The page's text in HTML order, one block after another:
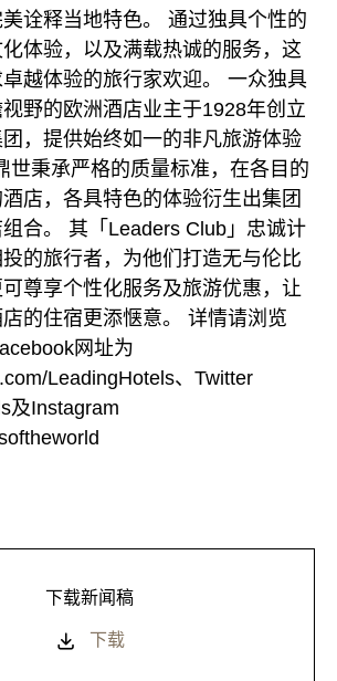
诠释当地特色。 通过独具个性的
体验，以及满载热诚的服务，这
越体验的旅行家欢迎。 一众独具
野的欧洲酒店业主于1928年创立
团，提供始终如一的非凡旅游体验
世秉承严格的质量标准，在各目的
店，各具特色的体验衍生出集团
合。 其「Leaders Club」忠诚计
的旅行者，为他们打造无与伦比
尊享个性化服务及旅游优惠，让
的住宿更添惬意。 详情请浏览
网址为
LeadingHotels、Twitter
及Instagram
下载新闻稿
下载